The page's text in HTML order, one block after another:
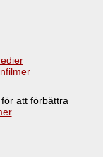
att förbättra